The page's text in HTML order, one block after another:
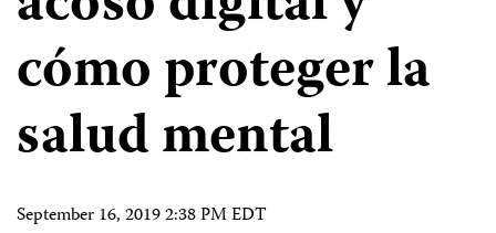
cómo proteger la
salud mental
September 16, 2019 2:38 PM EDT